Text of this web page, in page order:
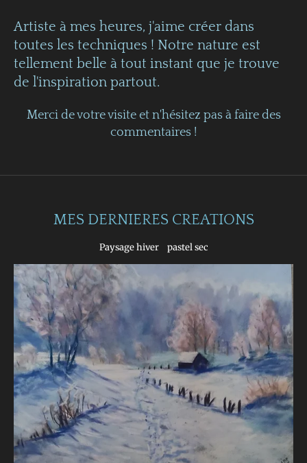
Artiste à mes heures, j'aime créer dans
toutes les techniques ! Notre nature est
tellement belle à tout instant que je trouve
de l'inspiration partout.
Merci de votre visite et n'hésitez pas à faire des
commentaires !
MES DERNIERES CREATIONS
Paysage hiver pastel sec